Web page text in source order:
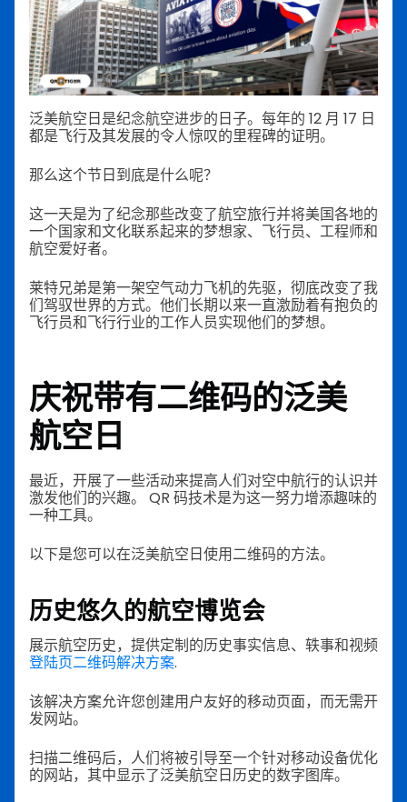
泛美航空日是纪念航空进步的日子。每年的 12 月 17 日
都是飞行及其发展的令人惊叹的里程碑的证明。
那么这个节日到底是什么呢？
这一天是为了纪念那些改变了航空旅行并将美国各地的
一个国家和文化联系起来的梦想家、飞行员、工程师和
航空爱好者。
莱特兄弟是第一架空气动力飞机的先驱，彻底改变了我
们驾驭世界的方式。他们长期以来一直激励着有抱负的
飞行员和飞行行业的工作人员实现他们的梦想。
庆祝带有二维码的泛美
航空日
最近，开展了一些活动来提高人们对空中航行的认识并
激发他们的兴趣。 QR 码技术是为这一努力增添趣味的
一种工具。
以下是您可以在泛美航空日使用二维码的方法。
历史悠久的航空博览会
展示航空历史，提供定制的历史事实信息、轶事和视频
登陆页二维码解决方案.
该解决方案允许您创建用户友好的移动页面，而无需开
发网站。
扫描二维码后，人们将被引导至一个针对移动设备优化
的网站，其中显示了泛美航空日历史的数字图库。